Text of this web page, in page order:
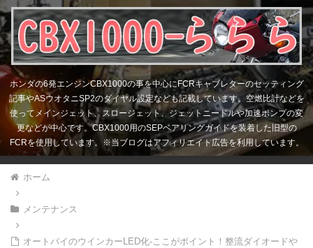
ホンダの6発エンジンCBX1000の事を中心にFCRキャブレターのセッティング
記事やASウオタニSP2のダイヤル設定なども記載しています。空燃比計などを
使ってメインジェット、スロージェット、ジェットニードルや加速ポンプの変
更などが中心です。CBX1000用のSEPベアリングガイドを装着した旧型の
FCRを使用しています。※当ブログはアフィリエイト広告を利用しています。
ホーム
メンテナンス
オートバイのウインカーLED化-ここがポイント！整流ダイオードや